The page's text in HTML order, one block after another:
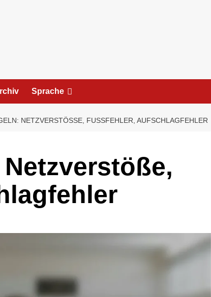
Sprache
NETZVERSTÖSSE, FUSSFEHLER, AUFSCHLAGFEHLER